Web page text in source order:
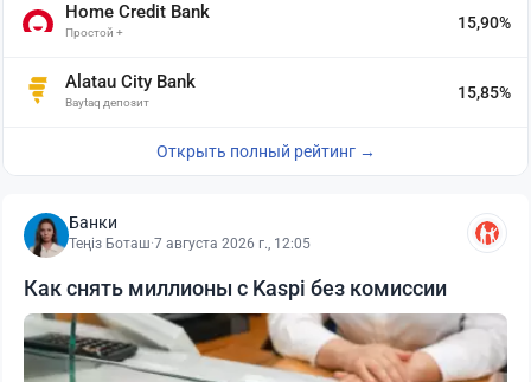
Home Credit Bank
Простой +
15,90%
Alatau City Bank
Baytaq депозит
15,85%
Открыть полный рейтинг →
Банки
Теңіз Боташ·7 августа 2026 г., 12:05
Как снять миллионы с Kaspi без комиссии